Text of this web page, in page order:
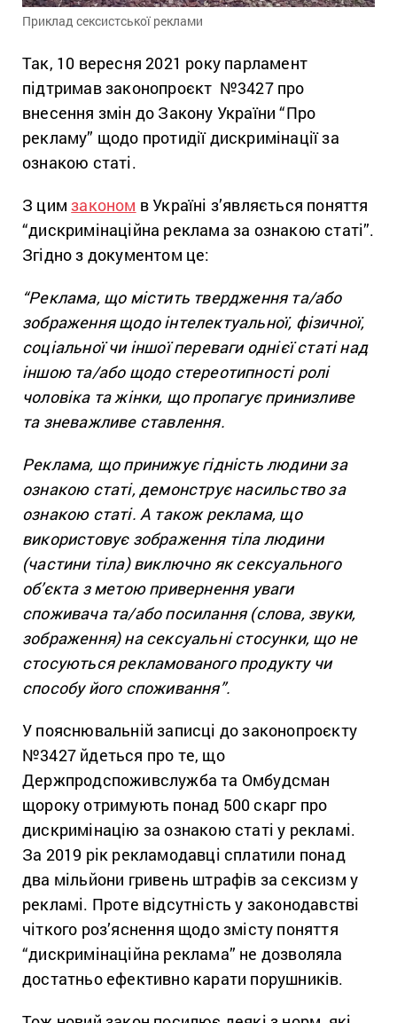
Приклад сексистської реклами
Так, 10 вересня 2021 року парламент
підтримав законопроєкт №3427 про
внесення змін до Закону України “Про
рекламу” щодо протидії дискримінації за
ознакою статі.
З цимзаконом в Україні з’являється поняття
“дискримінаційна реклама за ознакою статі”.
Згідно з документом це:
“Реклама, що містить твердження та/або
зображення щодо інтелектуальної, фізичної,
соціальної чи іншої переваги однієї статі над
іншою та/або щодо стереотипності ролі
чоловіка та жінки, що пропагує принизливе
та зневажливе ставлення.
Реклама, що принижує гідність людини за
ознакою статі, демонструє насильство за
ознакою статі. А також реклама, що
використовує зображення тіла людини
(частини тіла) виключно як сексуального
об’єкта з метою привернення уваги
споживача та/або посилання (слова, звуки,
зображення) на сексуальні стосунки, що не
стосуються рекламованого продукту чи
способу його споживання”.
У пояснювальній записці до законопроєкту
№3427 йдеться про те, що
Держпродспоживслужба та Омбудсман
щороку отримують понад 500 скарг про
дискримінацію за ознакою статі у рекламі.
За 2019 рік рекламодавці сплатили понад
два мільйони гривень штрафів за сексизм у
рекламі. Проте відсутність у законодавстві
чіткого роз’яснення щодо змісту поняття
“дискримінаційна реклама” не дозволяла
достатньо ефективно карати порушників.